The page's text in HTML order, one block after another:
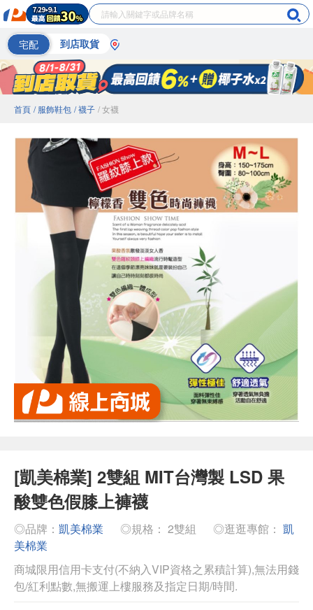
宅配 到店取貨
首頁 / 服飾鞋包 / 襪子 / 女襪
[凱美棉業] 2雙組 MIT台灣製 LSD 果
酸雙色假膝上褲襪
◎品牌： 凱美棉業 ◎規格： 2雙組 ◎逛逛專館： 凱
美棉業
商城限用信用卡支付(不納入VIP資格之累積計算),無法用錢
包/紅利點數,無搬運上樓服務及指定日期/時間.